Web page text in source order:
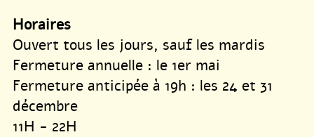
Horaires
Ouvert tous les jours, sauf les mardis
Fermeture annuelle : le 1er mai
Fermeture anticipée à 19h : les 24 et 31
décembre
11H - 22H